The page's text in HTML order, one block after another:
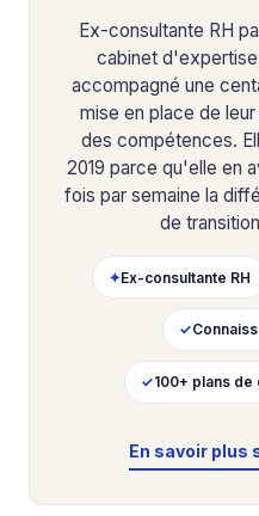
Ex-consultante RH
cabinet
accompagné une
mise en place de
des compétences.
2019 parce qu'elle en
fois par semaine la
de
✦Ex-consultante RH
✓
✓100+ plans
En savoir plus